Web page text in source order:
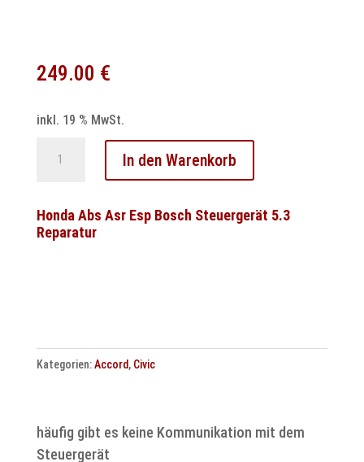
249.00 €
inkl. 19 % MwSt.
Bremsdrucksensor
Fehler
In den Warenkorb
Honda Abs Asr Esp Bosch Steuergerät 5.3
Reparatur
Kategorien:Accord, Civic
häufig gibt es keine Kommunikation mit dem
Steuergerät